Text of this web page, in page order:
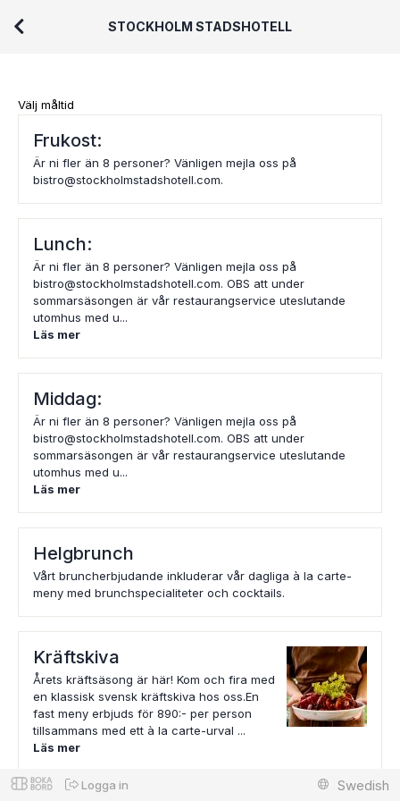
STOCKHOLM STADSHOTELL
Välj måltid
Frukost:
Är ni fler än 8 personer? Vänligen mejla oss på
bistro@stockholmstadshotell.com.
Lunch:
Är ni fler än 8 personer? Vänligen mejla oss på
bistro@stockholmstadshotell.com. OBS att under
sommarsäsongen är vår restaurangservice uteslutande
utomhus med u...
Läs mer
Middag:
Är ni fler än 8 personer? Vänligen mejla oss på
bistro@stockholmstadshotell.com. OBS att under
sommarsäsongen är vår restaurangservice uteslutande
utomhus med u...
Läs mer
Helgbrunch
Vårt bruncherbjudande inkluderar vår dagliga à la carte-
meny med brunchspecialiteter och cocktails.
Kräftskiva
Årets kräftsäsong är här! Kom och fira med
en klassisk svensk kräftskiva hos oss.En
fast meny erbjuds för 890:- per person
tillsammans med ett à la carte-urval ...
Läs mer
Logga in Swedish